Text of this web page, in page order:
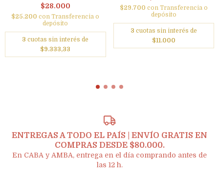
$28.000
$25.200con Transferencia o
depósito
3 cuotas sin interés de
$9.333,33
$29.700 con Transferencia o
depósito
3 cuotas sin interés de
$11.000
ENTREGAS A TODO EL PAÍS | ENVÍO GRATIS EN
COMPRAS DESDE $80.000.
En CABA y AMBA, entrega en el día comprando antes de
las 12 h.